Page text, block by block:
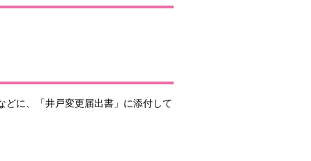
どに、「井戸変更届出書」に添付して